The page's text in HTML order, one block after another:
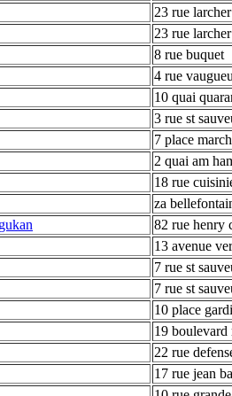
23 rue larcher
23 rue larcher
8 rue buquet
4 rue
10 quai
3 rue st
7 place
2 quai am
18 rue
za
82 rue henry
13 avenue
7 rue st
7 rue st
10 place
19 boulevard
22 rue
17 rue jean